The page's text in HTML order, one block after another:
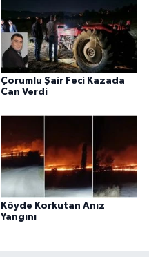
Çorumlu Şair Feci Kazada
Can Verdi
Köyde Korkutan Anız
Yangını